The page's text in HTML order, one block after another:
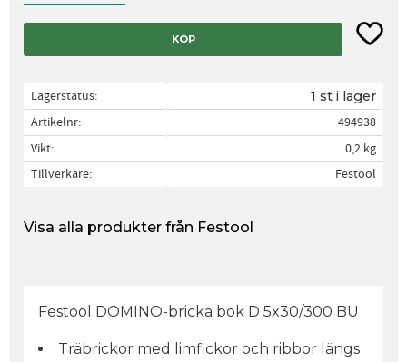
KÖP Lägg
Lagerstatus 1 st i lager
Artikelnr
494938
Vikt
0,2 kg
Tillverkare
Festool
Visa alla produkter från Festool
Festool DOMINO-bricka bok D 5x30/300 BU
Träbrickor med limfickor och ribbor längs